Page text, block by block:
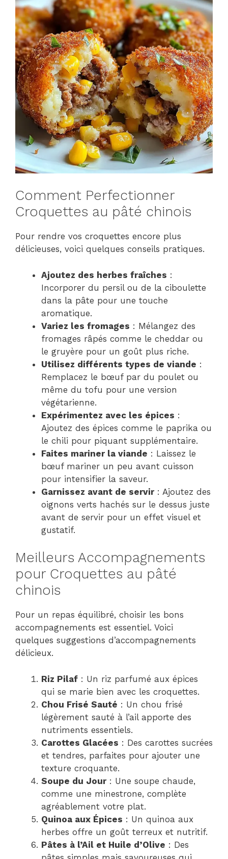
Comment Perfectionner
Croquettes au pâté chinois
Pour rendre vos croquettes encore plus
délicieuses, voici quelques conseils pratiques.
Ajoutez des herbes fraîches :
Incorporer du persil ou de la ciboulette
dans la pâte pour une touche
aromatique.
Variez les fromages : Mélangez des
fromages râpés comme le cheddar ou
le gruyère pour un goût plus riche.
Utilisez différents types de viande :
Remplacez le bœuf par du poulet ou
même du tofu pour une version
végétarienne.
Expérimentez avec les épices :
Ajoutez des épices comme le paprika ou
le chili pour piquant supplémentaire.
Faites mariner la viande : Laissez le
bœuf mariner un peu avant cuisson
pour intensifier la saveur.
Garnissez avant de servir: Ajoutez des
oignons verts hachés sur le dessus juste
avant de servir pour un effet visuel et
gustatif.
Meilleurs Accompagnements
pour Croquettes au pâté
chinois
Pour un repas équilibré, choisir les bons
accompagnements est essentiel. Voici
quelques suggestions d’accompagnements
délicieux.
Riz Pilaf : Un riz parfumé aux épices
qui se marie bien avec les croquettes.
Chou Frisé Sauté : Un chou frisé
légèrement sauté à l’ail apporte des
nutriments essentiels.
Carottes Glacées : Des carottes sucrées
et tendres, parfaites pour ajouter une
texture croquante.
Soupe du Jour: Une soupe chaude,
comme une minestrone, complète
agréablement votre plat.
Quinoa aux Épices : Un quinoa aux
herbes offre un goût terreux et nutritif.
Pâtes à l’Ail et Huile d’Olive : Des